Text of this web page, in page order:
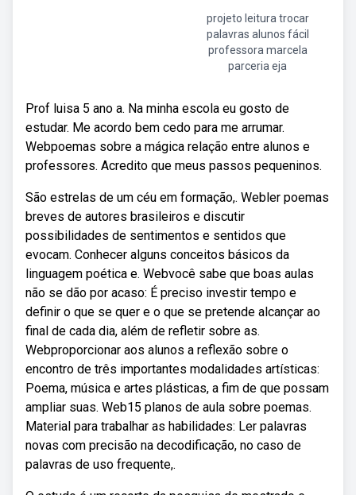
projeto leitura trocar
palavras alunos fácil
professora marcela
parceria eja
Prof luisa 5 ano a. Na minha escola eu gosto de
estudar. Me acordo bem cedo para me arrumar.
Webpoemas sobre a mágica relação entre alunos e
professores. Acredito que meus passos pequeninos.
São estrelas de um céu em formação,. Webler poemas
breves de autores brasileiros e discutir
possibilidades de sentimentos e sentidos que
evocam. Conhecer alguns conceitos básicos da
linguagem poética e. Webvocê sabe que boas aulas
não se dão por acaso: É preciso investir tempo e
definir o que se quer e o que se pretende alcançar ao
final de cada dia, além de refletir sobre as.
Webproporcionar aos alunos a reflexão sobre o
encontro de três importantes modalidades artísticas:
Poema, música e artes plásticas, a fim de que possam
ampliar suas. Web15 planos de aula sobre poemas.
Material para trabalhar as habilidades: Ler palavras
novas com precisão na decodificação, no caso de
palavras de uso frequente,.